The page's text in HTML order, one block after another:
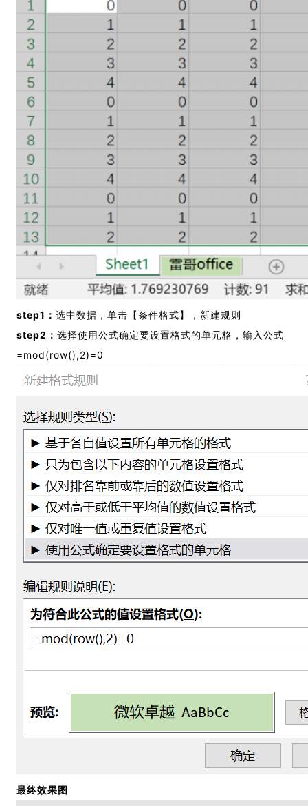
step1： 选中数据，单击【条件格式】，新建规则
step2： 选择使用公式确定要设置格式的单元格，输入公式
=mod(row(),2)=0
最终效果图